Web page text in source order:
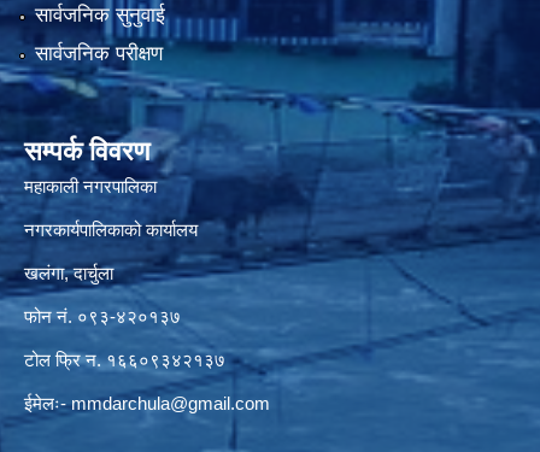
सार्वजनिक सुनुवाई
सार्वजनिक परीक्षण
सम्पर्क विवरण
महाकाली नगरपालिका
नगरकार्यपालिकाको कार्यालय
खलंगा, दार्चुला
फोन नं. ०९३-४२०१३७
टोल फ्रि न. १६६०९३४२१३७
ईमेलः-mmdarchula@gmail.com